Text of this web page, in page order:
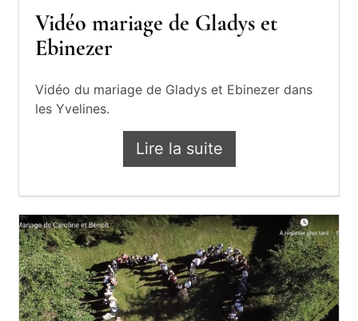
Vidéo mariage de Gladys et
Ebinezer
Vidéo du mariage de Gladys et Ebinezer dans
les Yvelines.
Lire la suite
Vidéo mariage de